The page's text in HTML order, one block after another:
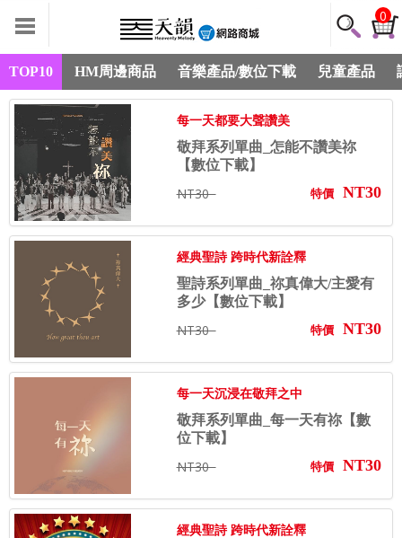
0
TOP10 HM周邊商品 音樂產品/數位下載 兒童產品
每一天都要大聲讚美
敬拜系列單曲_怎能不讚美祢
【數位下載】
NT30 特價 NT30
經典聖詩 跨時代新詮釋
聖詩系列單曲_祢真偉大/主愛有
多少【數位下載】
NT30 特價 NT30
每一天沉浸在敬拜之中
敬拜系列單曲_每一天有祢【數
位下載】
NT30 特價 NT30
經典聖詩 跨時代新詮釋